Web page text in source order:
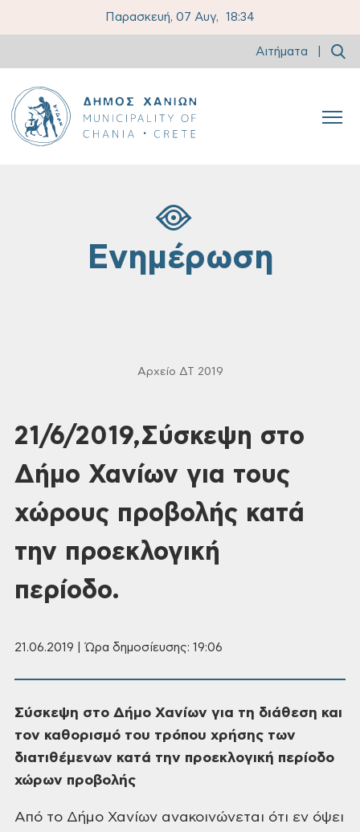
Παρασκευή, 07 Αυγ, 18:34
Αιτήματα
Ενημέρωση
Αρχείο ΔΤ 2019
21/6/2019,Σύσκεψη στο
Δήμο Χανίων για τους
χώρους προβολής κατά
την προεκλογική
περίοδο.
21.06.2019 | Ώρα δημοσίευσης: 19:06
Σύσκεψη στο Δήμο Χανίων για τη διάθεση και
τον καθορισμό του τρόπου χρήσης των
διατιθέμενων κατά την προεκλογική περίοδο
χώρων προβολής
Από το Δήμο Χανίων ανακοινώνεται ότι εν όψει